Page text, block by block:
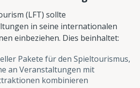
(LFT) sollte
in seine internationalen
einbeziehen. Dies beinhaltet:
Pakete für den Spieltourismus,
an Veranstaltungen mit
kombinieren